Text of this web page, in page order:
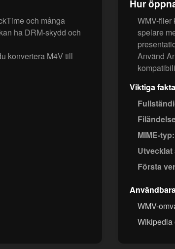
och många
ha DRM-skydd och
konvertera M4V till
Hur
WMV-filer
spelare
Använd
Viktiga
MIME-typ:
Utvecklat
Första
WMV-
Wikipedia